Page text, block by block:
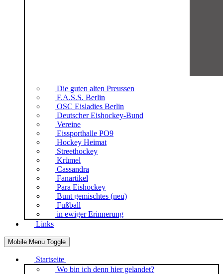
Die guten alten Preussen
F.A.S.S. Berlin
OSC Eisladies Berlin
Deutscher Eishockey-Bund
Vereine
Eissporthalle PO9
Hockey Heimat
Streethockey
Krümel
Cassandra
Fanartikel
Para Eishockey
Bunt gemischtes (neu)
Fußball
in ewiger Erinnerung
Links
Mobile Menu Toggle
Startseite
Wo bin ich denn hier gelandet?